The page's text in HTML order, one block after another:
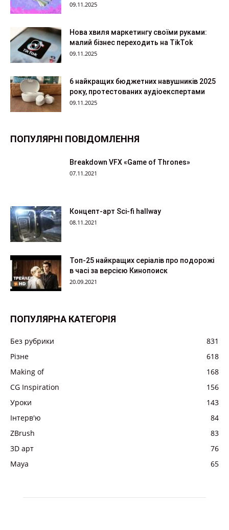
09.11.2025
Нова хвиля маркетингу своїми руками:
малий бізнес переходить на TikTok
09.11.2025
6 найкращих бюджетних навушників 2025
року, протестованих аудіоекспертами
09.11.2025
ПОПУЛЯРНІ ПОВІДОМЛЕННЯ
Breakdown VFX «Game of Thrones»
07.11.2021
Концепт-арт Sci-fi hallway
08.11.2021
Топ-25 найкращих серіалів про подорожі
в часі за версією Кинопоиск
20.09.2021
ПОПУЛЯРНА КАТЕГОРІЯ
Без рубрики
831
Різне
618
Making of
168
CG Inspiration
156
Уроки
143
Інтерв'ю
84
ZBrush
83
3D арт
76
Maya
65